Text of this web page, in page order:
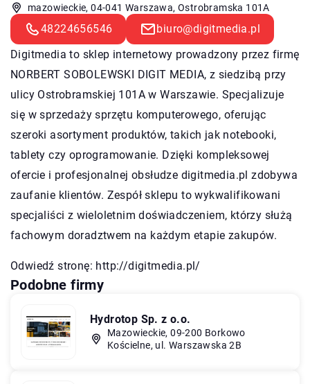
mazowieckie, 04-041 Warszawa, Ostrobramska 101A
48224656546
biuro@digitmedia.pl
Digitmedia to sklep internetowy prowadzony przez firmę
NORBERT SOBOLEWSKI DIGIT MEDIA, z siedzibą przy
ulicy Ostrobramskiej 101A w Warszawie. Specjalizuje
się w sprzedaży sprzętu komputerowego, oferując
szeroki asortyment produktów, takich jak notebooki,
tablety czy oprogramowanie. Dzięki kompleksowej
ofercie i profesjonalnej obsłudze digitmedia.pl zdobywa
zaufanie klientów. Zespół sklepu to wykwalifikowani
specjaliści z wieloletnim doświadczeniem, którzy służą
fachowym doradztwem na każdym etapie zakupów.
Odwiedź stronę: http://digitmedia.pl/
Podobne firmy
Hydrotop Sp. z o.o.
Mazowieckie, 09-200 Borkowo
Kościelne, ul. Warszawska 2B